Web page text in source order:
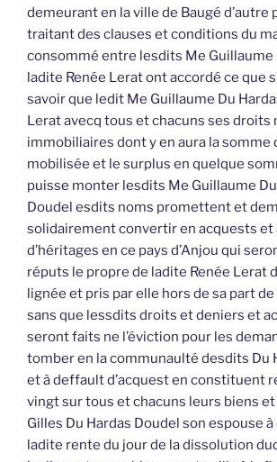
demeurant en la ville de Baugé d’autre
traitant des clauses et conditions du
consommé entre lesdits Me Guillaume
ladite Renée Lerat ont accordé ce que
savoir que ledit Me Guillaume Du
Lerat avecq tous et chacuns ses droits
immobiliaires dont y en aura la somme
mobilisée et le surplus en quelque
puisse monter lesdits Me Guillaume
Doudel esdits noms promettent et
solidairement convertir en acquests et
d’héritages en ce pays d’Anjou qui
réputs le propre de ladite Renée Lerat
lignée et pris par elle hors de sa part
sans que lessdits droits et deniers et
seront faits ne l’éviction pour les
tomber en la communaulté desdits Du
et à deffault d’acquest en constituent
vingt sur tous et chacuns leurs biens
Gilles Du Hardas Doudel son espouse
ladite rente du jour de la dissolution